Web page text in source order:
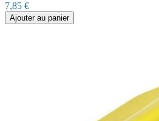
7,85 €
Ajouter au panier